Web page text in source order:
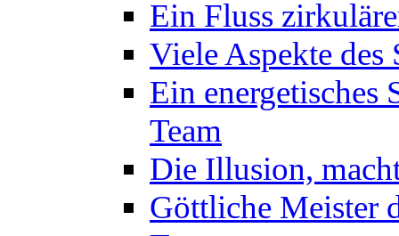
Ein Fluss
Viele Aspekte des
Ein energetisches
Team
Die Illusion,
Göttliche Meister